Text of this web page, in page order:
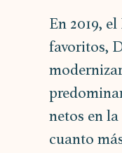
En 2019,
favoritos,
netos en
cuanto